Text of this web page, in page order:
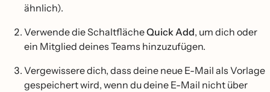
ähnlich).
Verwende die SchaltflächeQuick Add, um dich oder
ein Mitglied deines Teams hinzuzufügen.
Vergewissere dich, dass deine neue E-Mail als Vorlage
gespeichert wird, wenn du deine E-Mail nicht über